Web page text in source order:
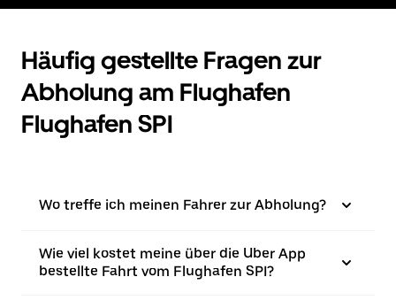
Häufig gestellte Fragen zur
Abholung am Flughafen
Flughafen SPI
Wo treffe ich meinen Fahrer zur Abholung?
Wie viel kostet meine über die Uber App
bestellte Fahrt vom Flughafen SPI?